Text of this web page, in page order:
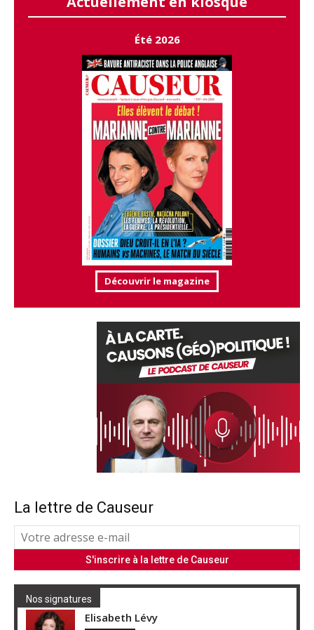
Été 2026
Découvrir le magazine
La lettre de Causeur
Nos signatures
Elisabeth Lévy